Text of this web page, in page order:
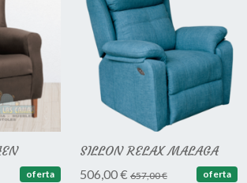
oferta
SILLON RELAX MALAGA
506,00 € 657,00 € oferta